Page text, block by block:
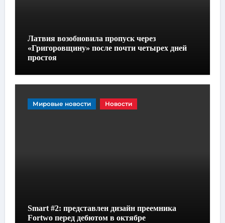
Латвия возобновила пропуск через
«Григоровщину» после почти четырех дней
простоя
Мировые новости Новости
Smart #2: представлен дизайн преемника
Fortwo перед дебютом в октябре